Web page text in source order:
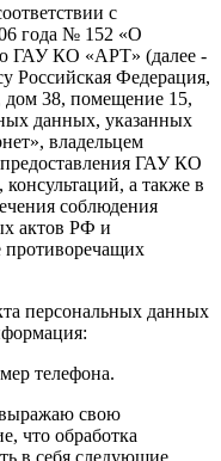
с
года № 152 «О
ГАУ КО «АРТ» (далее -
Российская Федерация,
дом 38, помещение 15,
данных, указанных
владельцем
предоставления ГАУ КО
а также в
соблюдения
актов РФ и
персональных данных
телефона.
свою
что обработка
в себя следующие